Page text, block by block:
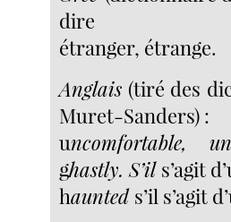
dire
étranger, étrange.
Anglais (tiré des
Muret-Sanders) :
uncomfortable,
ghastly. S’il s’agit
haunted s’il s’agit